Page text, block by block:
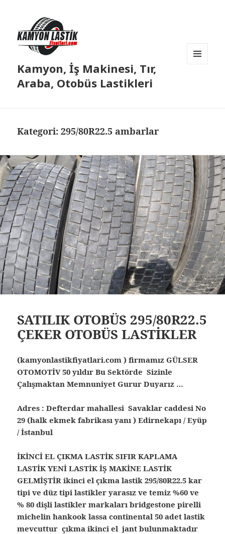
Kamyon, İş Makinesi, Tır,
Araba, Otobüs Lastikleri
Kategori:295/80R22.5 ambarlar
SATILIK OTOBÜS 295/80R22.5
ÇEKER OTOBÜS LASTİKLER
(kamyonlastikfiyatlari.com ) firmamız GÜLSER
OTOMOTİV 50 yıldır Bu Sektörde Sizinle
Çalışmaktan Memnuniyet Gurur Duyarız …
Adres : Defterdar mahallesi Savaklar caddesi No
29 (halk ekmek fabrikası yanı ) Edirnekapı / Eyüp
/ İstanbul
İKİNCİ EL ÇIKMA LASTİK SIFIR KAPLAMA
LASTİK YENİ LASTİK İŞ MAKİNE LASTİK
GELMİŞTİR ikinci el çıkma lastik 295/80R22.5 kar
tipi ve düz tipi lastikler yarasız ve temiz %60 ve
% 80 dişli lastikler markaları bridgestone pirelli
michelin hankook lassa continental 50 adet lastik
mevcuttur çıkma ikinci el jant bulunmaktadır